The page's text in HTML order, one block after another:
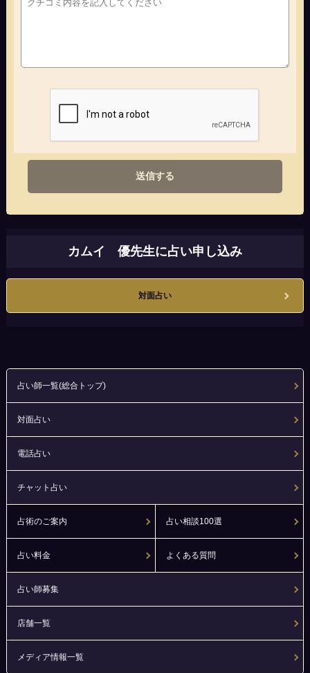
送信する
カムイ 優先生に占い申し込み
対面占い
占い師一覧(総合トップ)
対面占い
電話占い
チャット占い
占術のご案内 占い相談100選
占い料金 よくある質問
占い師募集
店舗一覧
メディア情報一覧